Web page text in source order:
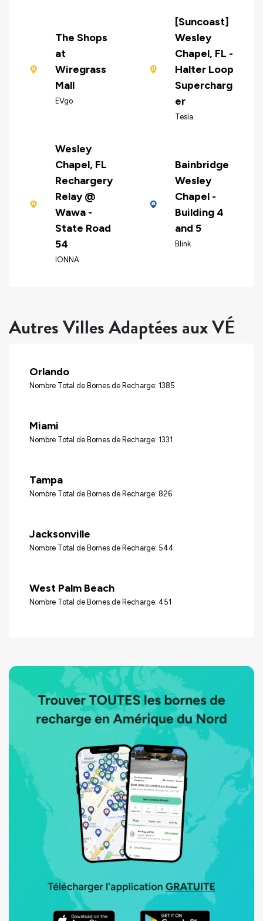
The Shops
at
Wiregrass
Mall
EVgo
[Suncoast]
Wesley
Chapel, FL -
Halter Loop
Supercharg
er
Tesla
Wesley
Chapel, FL
Rechargery
Relay @
Wawa -
State Road
54
IONNA
Bainbridge
Wesley
Chapel -
Building 4
and 5
Blink
Autres Villes Adaptées aux VÉ
Orlando
Nombre Total de Bornes de Recharge: 1385
Miami
Nombre Total de Bornes de Recharge: 1331
Tampa
Nombre Total de Bornes de Recharge: 826
Jacksonville
Nombre Total de Bornes de Recharge: 544
West Palm Beach
Nombre Total de Bornes de Recharge: 451